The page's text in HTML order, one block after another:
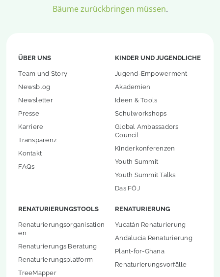
Bäume zurückbringen müssen.
ÜBER UNS
Team und Story
Newsblog
Newsletter
Presse
Karriere
Transparenz
Kontakt
FAQs
KINDER UND JUGENDLICHE
Jugend-Empowerment
Akademien
Ideen & Tools
Schulworkshops
Global Ambassadors
Council
Kinderkonferenzen
Youth Summit
Youth Summit Talks
Das FÖJ
RENATURIERUNGSTOOLS
Renaturierungsorganisation
en
Renaturierungs Beratung
Renaturierungsplatform
TreeMapper
RENATURIERUNG
Yucatán Renaturierung
Andalucia Renaturierung
Plant-for-Ghana
Renaturierungsvorfälle